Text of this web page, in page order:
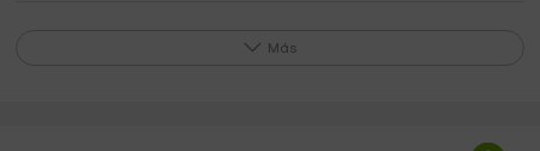
A solo media hora de las casitas se encuentra Villajoyosa,
41,8 km
Más